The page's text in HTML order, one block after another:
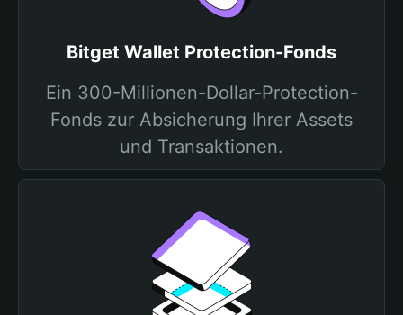
Bitget Wallet Protection-Fonds
Ein 300-Millionen-Dollar-Protection-
Fonds zur Absicherung Ihrer Assets
und Transaktionen.